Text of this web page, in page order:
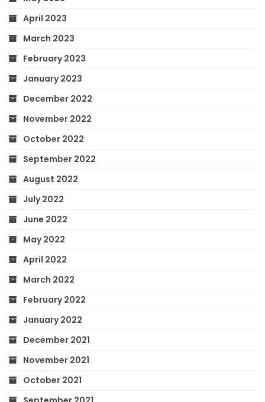
April 2023
March 2023
February 2023
January 2023
December 2022
November 2022
October 2022
September 2022
August 2022
July 2022
June 2022
May 2022
April 2022
March 2022
February 2022
January 2022
December 2021
November 2021
October 2021